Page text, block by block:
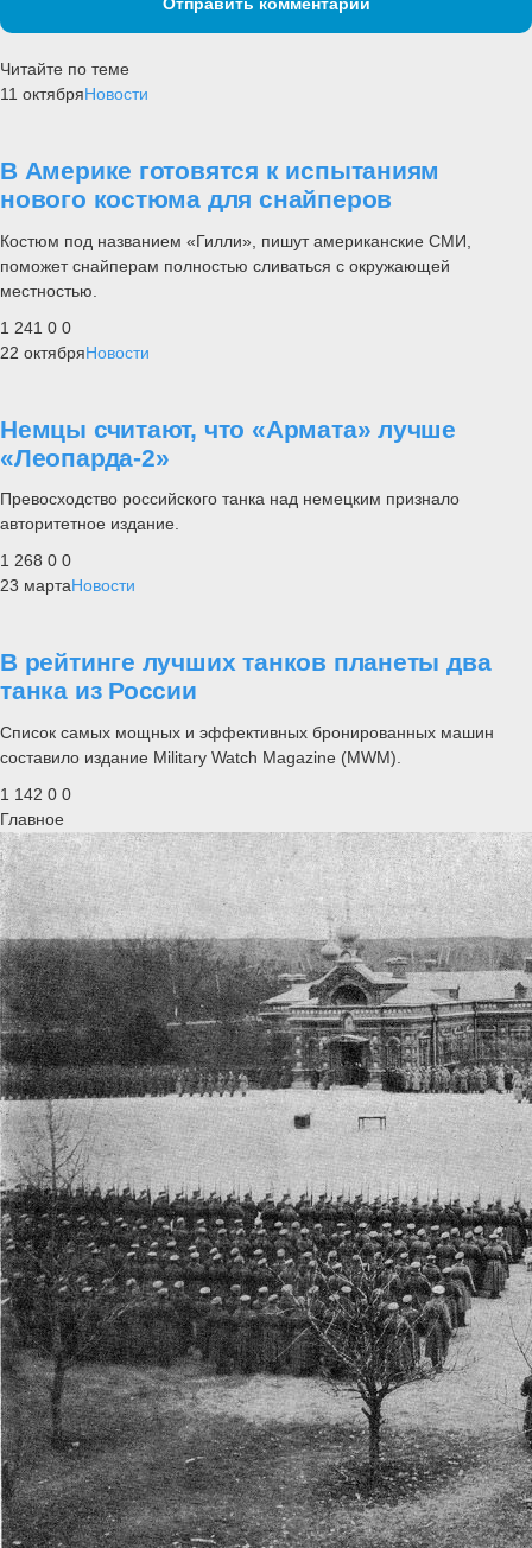
Отправить комментарий
Читайте по теме
11 октябряНовости
В Америке готовятся к испытаниям
нового костюма для снайперов
Костюм под названием «Гилли», пишут американские СМИ,
поможет снайперам полностью сливаться с окружающей
местностью.
1 241 0 0
22 октябряНовости
Немцы считают, что «Армата» лучше
«Леопарда-2»
Превосходство российского танка над немецким признало
авторитетное издание.
1 268 0 0
23 мартаНовости
В рейтинге лучших танков планеты два
танка из России
Список самых мощных и эффективных бронированных машин
составило издание Military Watch Magazine (MWM).
1 142 0 0
Главное